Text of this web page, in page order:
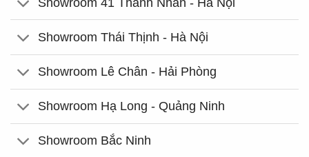
Showroom Thái Thịnh - Hà Nội
Showroom Lê Chân - Hải Phòng
Showroom Hạ Long - Quảng Ninh
Showroom Bắc Ninh